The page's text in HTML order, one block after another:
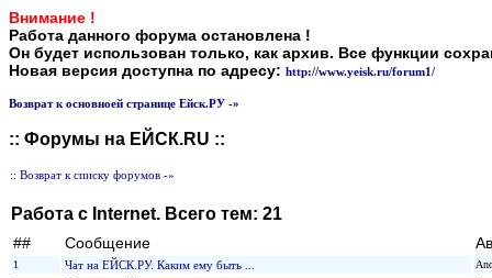
Внимание !
Работа данного форума остановлена !
Он будет использован только, как архив. Все функции
Новая версия доступна по адресу: http://www.yeisk.ru/forum1/
Возврат к основноей странице Ейск.РУ -»
:: Форумы на ЕЙСК.RU ::
:: Возврат к списку форумов -»
Работа с Internet. Всего тем: 21
## Сообщение
1 Чат на ЕЙСК.РУ. Каким ему быть ...